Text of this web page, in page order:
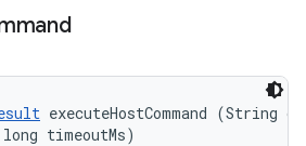
executeHostCommand (String
timeoutMs)